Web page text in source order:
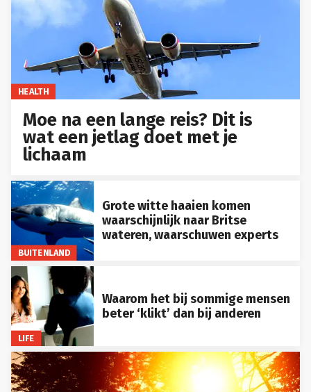
HEALTH
Moe na een lange reis? Dit is
wat een jetlag doet met je
lichaam
BUITENLAND
Grote witte haaien komen
waarschijnlijk naar Britse
wateren, waarschuwen experts
LIFE
Waarom het bij sommige mensen
beter ‘klikt’ dan bij anderen